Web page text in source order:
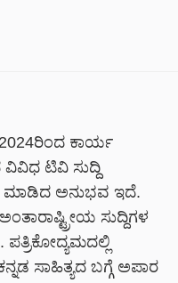
ಕಾರ್ಯ
ವಿವಿಧ ಟಿವಿ ಸುದ್ದಿ
ಮಾಡಿದ ಅನುಭವ ಇದೆ.
ಸುದ್ದಿಗಳ
ಪತ್ರಿಕೋದ್ಯಮದಲ್ಲಿ
ಸಾಹಿತ್ಯದ ಬಗ್ಗೆ ಅಪಾರ